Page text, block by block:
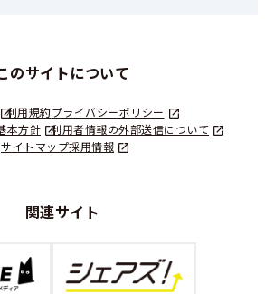
のサイトについて
利用規約プライバシーポリシー
本方針
利用者情報の外部送信について
サイトマップ採用情報
関連サイト